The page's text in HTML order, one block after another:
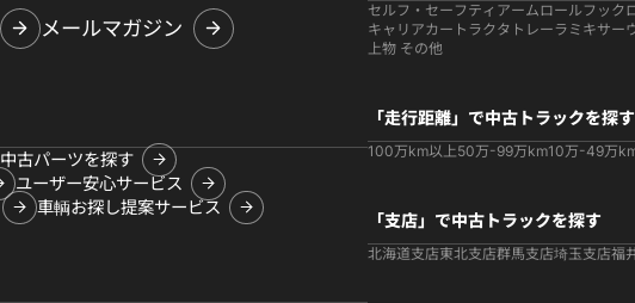
メールマガジン
中古パーツを探す
ユーザー安心サービス
車輌お探し提案サービス
セルフ・セーフティ アームロールフック
キャリアカー トラクタ トレーラ ミキサー
上物 その他
「走行距離」で中古トラックを探す
100万km以上50万-99万km10万-49万
「支店」で中古トラックを探す
北海道支店東北支店群馬支店埼玉支店福